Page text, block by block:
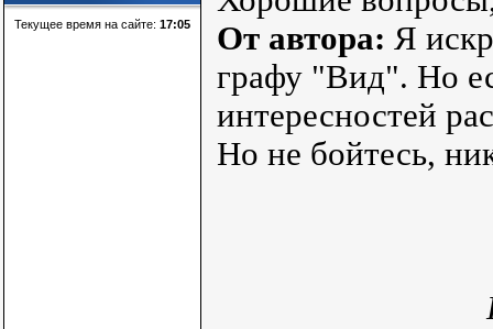
Текущее время на сайте: 17:05
От автора: Я
графу "Вид". Но
интересностей
Но не бойтесь,